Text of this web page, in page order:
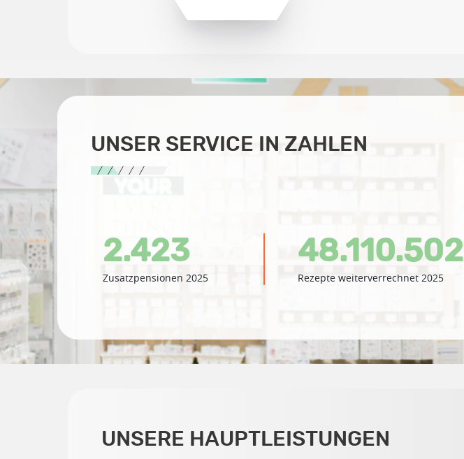
UNSER SERVICE IN ZAHLEN
2.423
Zusatzpensionen 2025
48.110.502
Rezepte weiterverrechnet 2025
UNSERE HAUPTLEISTUNGEN